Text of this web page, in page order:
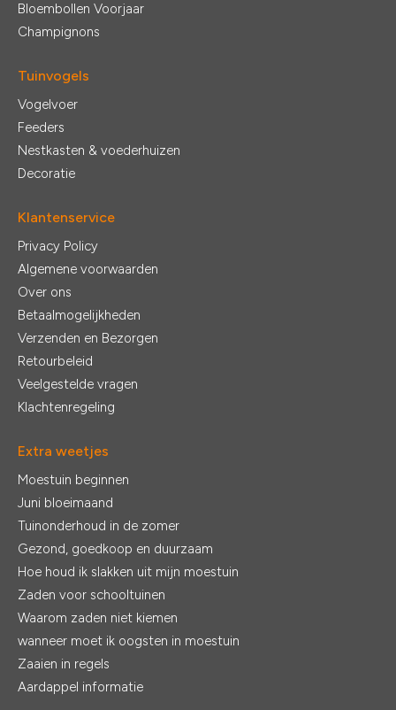
Bloembollen Voorjaar
Champignons
Tuinvogels
Vogelvoer
Feeders
Nestkasten & voederhuizen
Decoratie
Klantenservice
Privacy Policy
Algemene voorwaarden
Over ons
Betaalmogelijkheden
Verzenden en Bezorgen
Retourbeleid
Veelgestelde vragen
Klachtenregeling
Extra weetjes
Moestuin beginnen
Juni bloeimaand
Tuinonderhoud in de zomer
Gezond, goedkoop en duurzaam
Hoe houd ik slakken uit mijn moestuin
Zaden voor schooltuinen
Waarom zaden niet kiemen
wanneer moet ik oogsten in moestuin
Zaaien in regels
Aardappel informatie